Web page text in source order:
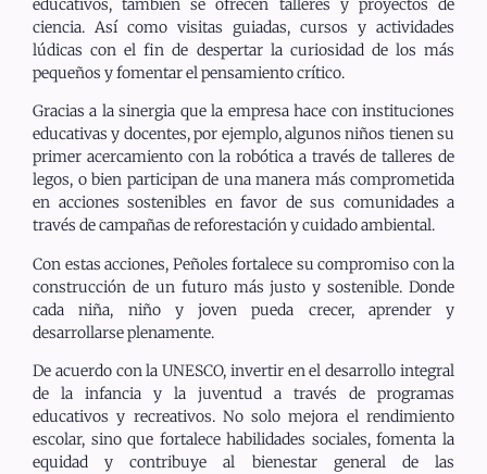
educativos, también se ofrecen talleres y proyectos de
ciencia. Así como visitas guiadas, cursos y actividades
lúdicas con el fin de despertar la curiosidad de los más
pequeños y fomentar el pensamiento crítico.
Gracias a la sinergia que la empresa hace con instituciones
educativas y docentes, por ejemplo, algunos niños tienen su
primer acercamiento con la robótica a través de talleres de
legos, o bien participan de una manera más comprometida
en acciones sostenibles en favor de sus comunidades a
través de campañas de reforestación y cuidado ambiental.
Con estas acciones, Peñoles fortalece su compromiso con la
construcción de un futuro más justo y sostenible. Donde
cada niña, niño y joven pueda crecer, aprender y
desarrollarse plenamente.
De acuerdo con la UNESCO, invertir en el desarrollo integral
de la infancia y la juventud a través de programas
educativos y recreativos. No solo mejora el rendimiento
escolar, sino que fortalece habilidades sociales, fomenta la
equidad y contribuye al bienestar general de las